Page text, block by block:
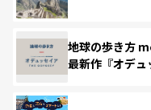
地球の歩き方
最新作『オデュ